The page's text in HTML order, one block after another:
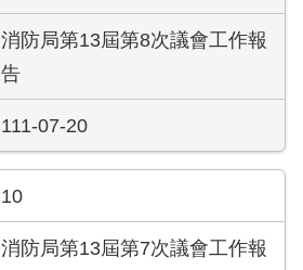
消防局第13屆第8次議會工作報
告
111-07-20
10
消防局第13屆第7次議會工作報